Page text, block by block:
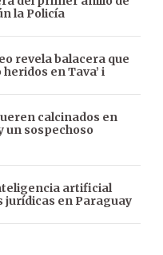
la Policía
revela balacera que
en Tava’ i
calcinados en
un sospechoso
artificial
en Paraguay